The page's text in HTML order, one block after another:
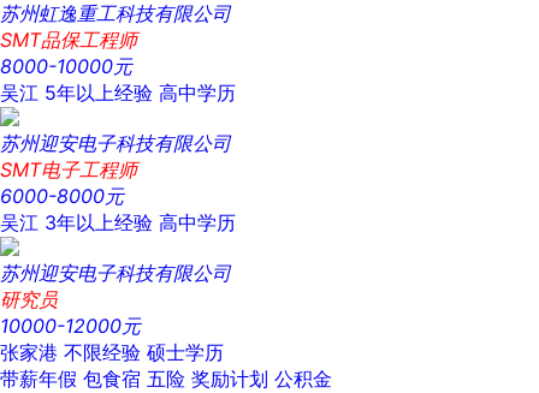
苏州虹逸重工科技有限公司
SMT品保工程师
8000-10000元
吴江 5年以上经验 高中学历
苏州迎安电子科技有限公司
SMT电子工程师
6000-8000元
吴江 3年以上经验 高中学历
苏州迎安电子科技有限公司
研究员
10000-12000元
张家港 不限经验 硕士学历
带薪年假 包食宿 五险 奖励计划 公积金